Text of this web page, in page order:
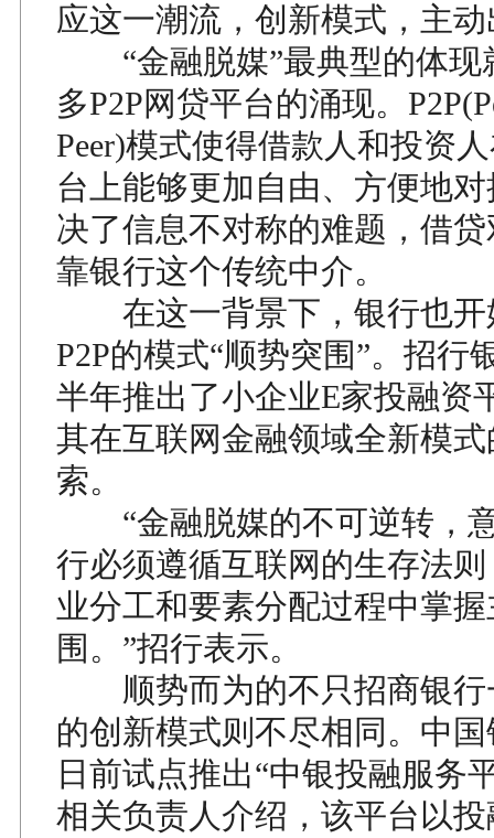
应这一潮流，创新模式，主
“金融脱媒”最典型的体现
多P2P网贷平台的涌现。
Peer)模式使得借款人和投资
台上能够更加自由、方便地
决了信息不对称的难题，借
靠银行这个传统中介。
在这一背景下，银行也开
P2P的模式“顺势突围”。招行
半年推出了小企业E家投融资
其在互联网金融领域全新模
索。
“金融脱媒的不可逆转，
行必须遵循互联网的生存法
业分工和要素分配过程中掌
围。”招行表示。
顺势而为的不只招商银行
的创新模式则不尽相同。中
日前试点推出“中银投融服务
相关负责人介绍，该平台以